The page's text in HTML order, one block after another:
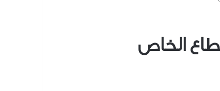
الخاص